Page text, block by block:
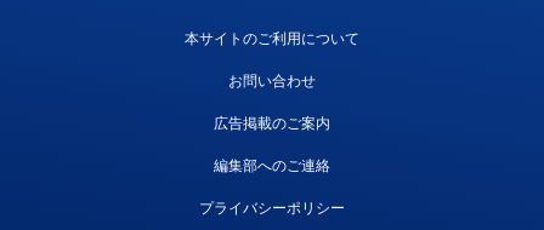
本サイトのご利用について
お問い合わせ
広告掲載のご案内
編集部へのご連絡
プライバシーポリシー